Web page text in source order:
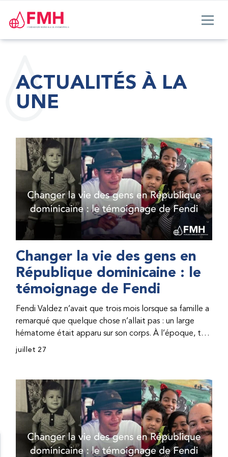
ACTUALITÉS À LA
UNE
Changer la vie des gens en
République dominicaine : le
témoignage de Fendi
Fendi Valdez n’avait que trois mois lorsque sa famille a
remarqué que quelque chose n’allait pas : un large
hématome était apparu sur son corps. À l’époque, très
peu de professionnel·les de santé de République
correct, le traitement était encore largement
indisponible. Les concentrés de facteur étaient chers
et difficiles à se procurer. Afin que son traitement dure
plus longtemps, Fendi prenait parfois une dose
inférieure à celle prescrite. À cause de ces soins limités,
il avait fréquemment des saignements, manquait
juillet 27